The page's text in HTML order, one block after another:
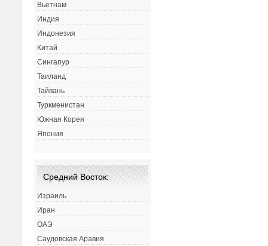
Вьетнам
Индия
Индонезия
Китай
Сингапур
Таиланд
Тайвань
Туркменистан
Южная Корея
Япония
Средний Восток:
Израиль
Иран
ОАЭ
Саудовская Аравия